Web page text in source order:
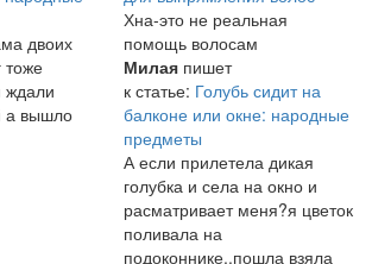
двоих
тоже
ждали
а вышло
Хна-это не реальная
помощь волосам
Милая пишет
к статье: Голубь сидит на
балконе или окне: народные
предметы
А если прилетела дикая
голубка и села на окно и
расматривает меня?я цветок
поливала на
подоконнике..пошла взяла